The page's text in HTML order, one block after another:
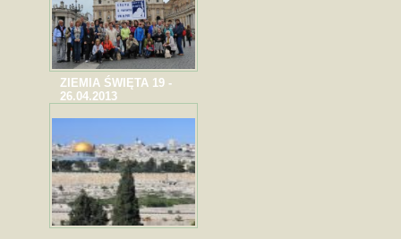
ZIEMIA ŚWIĘTA 19 -
26.04.2013